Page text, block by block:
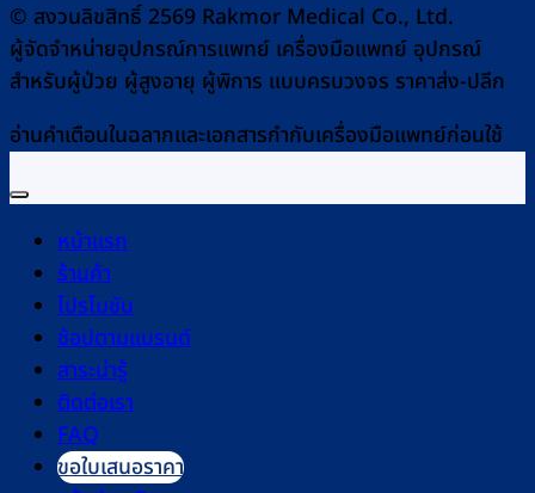
© สงวนลิขสิทธิ์ 2569 Rakmor Medical Co., Ltd.
ผู้จัดจำหน่ายอุปกรณ์การแพทย์ เครื่องมือแพทย์ อุปกรณ์
สำหรับผู้ป่วย ผู้สูงอายุ ผู้พิการ แบบครบวงจร ราคาส่ง-ปลีก
อ่านคำเตือนในฉลากและเอกสารกำกับเครื่องมือแพทย์ก่อนใช้
หน้าแรก
ร้านค้า
โปรโมชัน
ช้อปตามแบรนด์
สาระน่ารู้
ติดต่อเรา
FAQ
ขอใบเสนอราคา